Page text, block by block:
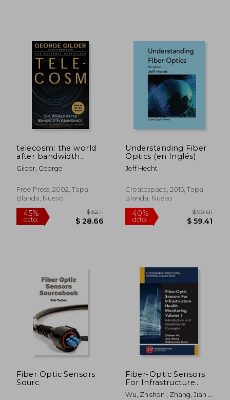
40%
dcto. $ 62.27
40%
dcto.
dcto. $ 38.02
45%
dcto.
telecosm: the world
after bandwidth
abundance (en
Inglés)
Gilder, George
Free Press, 2002, Tapa
Blanda, Nuevo
Understanding Fiber
Optics (en Inglés)
Jeff Hecht
Createspace, 2015, Tapa
Blanda, Nuevo
Fiber Optic Sensors
Sourc
Fiber-Optic Sensors
For Infrastructure
Health Monitoring,
Wu, Zhishen ; Zhang, Jian ;